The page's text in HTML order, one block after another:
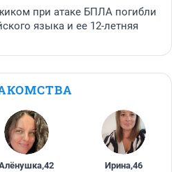
при атаке БПЛА погибли
языка и ее 12-летняя
,42 Ирина,46